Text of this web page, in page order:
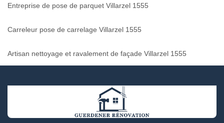
Entreprise de pose de parquet Villarzel 1555
Carreleur pose de carrelage Villarzel 1555
Artisan nettoyage et ravalement de façade Villarzel 1555